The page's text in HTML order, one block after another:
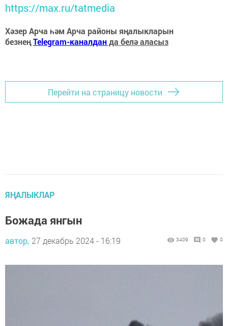
https://max.ru/tatmedia
Хәзер Арча һәм Арча районы яңалыкларын
безнеңTelegram-каналданда белә аласыз
Перейти на страницу новости
ЯҢАЛЫКЛАР
Божада янгын
автор, 27 декабрь 2024 - 16:19 3409 0 0